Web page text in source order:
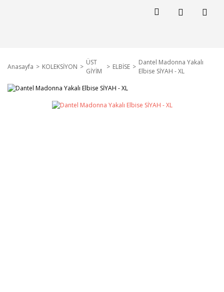
Anasayfa KOLEKSİYON
ÜST
GİYİM
ELBİSE
Dantel Madonna Yakalı
Elbise SİYAH - XL